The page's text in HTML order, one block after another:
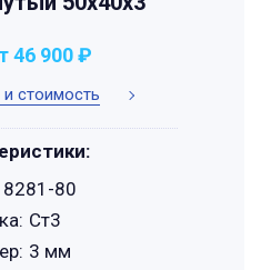
стоимость
46 900 ₽
8281-80
Ст3
3 мм